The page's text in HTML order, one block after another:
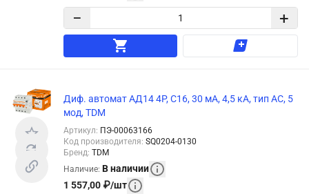
− +
Диф. автомат АД14 4P, C16, 30 мА, 4,5 кА, тип АС, 5
мод, TDM
Артикул: ПЭ-00063166
Код производителя: SQ0204-0130
Бренд: TDM
Наличие: В наличии
1 557,00 ₽/шт